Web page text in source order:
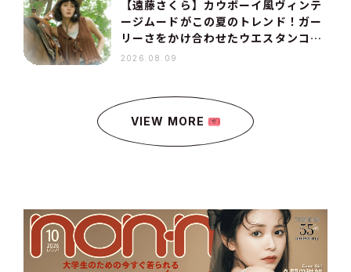
【遠藤さくら】カウボーイ風ヴィンテ
ージムードがこの夏のトレンド！ガー
リーさをかけ合わせたウエスタンコー
デ
2026.08.09
VIEW MORE